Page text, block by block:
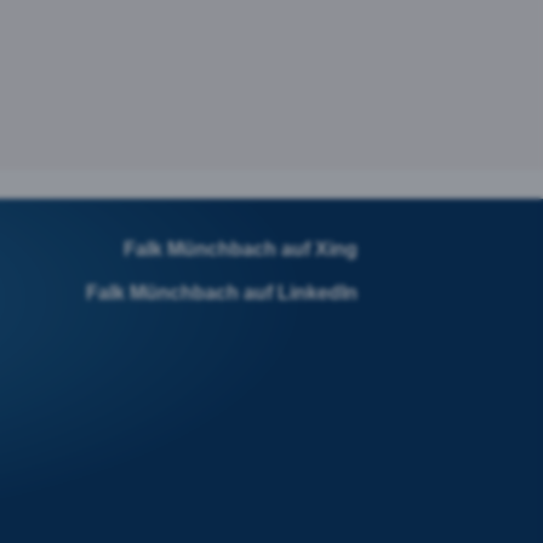
Falk Münchbach auf Xing
Falk Münchbach auf LinkedIn